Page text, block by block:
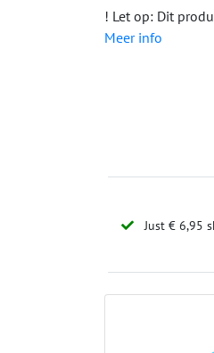
! Let op: Dit
Meer info
Just € 6,95